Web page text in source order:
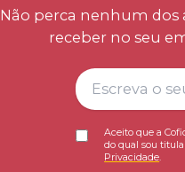
Não perca nenhum dos
receber no seu
Aceito que a
do qual sou
Privacidade.